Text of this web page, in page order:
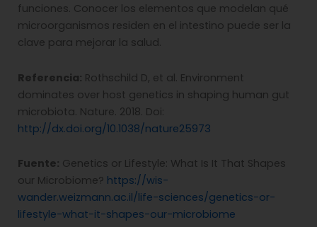
funciones. Conocer los elementos que modelan qué
microorganismos residen en el intestino puede ser la
clave para mejorar la salud.
Referencia: Rothschild D, et al. Environment
dominates over host genetics in shaping human gut
microbiota. Nature. 2018. Doi:
http://dx.doi.org/10.1038/nature25973
Fuente: Genetics or Lifestyle: What Is It That Shapes
our Microbiome? https://wis-
wander.weizmann.ac.il/life-sciences/genetics-or-
lifestyle-what-it-shapes-our-microbiome